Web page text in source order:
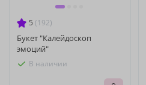
5 (192)
Букет "Калейдоскоп
эмоций"
В наличии